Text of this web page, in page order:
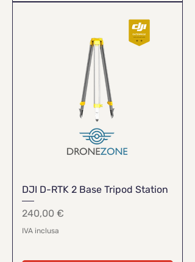
DJI D-RTK 2 Base Tripod Station
Prezzo
240,00 €
IVA inclusa